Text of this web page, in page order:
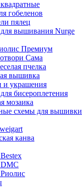
гобеленов
пялец
вышивания Nurge
Премиум
Сама
пчелка
вышивка
и украшения
бисероплетения
мозаика
схемы для вышивки
канва